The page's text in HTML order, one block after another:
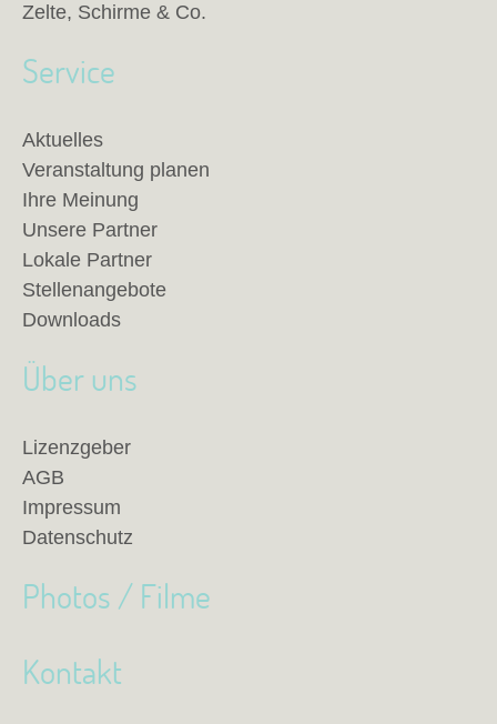
Zelte, Schirme & Co.
Service
Aktuelles
Veranstaltung planen
Ihre Meinung
Unsere Partner
Lokale Partner
Stellenangebote
Downloads
Über uns
Lizenzgeber
AGB
Impressum
Datenschutz
Photos / Filme
Kontakt